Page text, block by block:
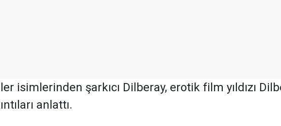
isimlerinden şarkıcı Dilberay, erotik film yıldızı
anlattı.